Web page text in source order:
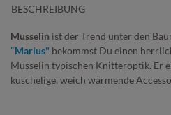
BESCHREIBUNG
Musselin ist der Trend unter den
"Marius" bekommst Du einen
Musselin typischen Knitteroptik. Er
kuschelige, weich wärmende